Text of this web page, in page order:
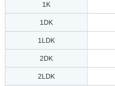
1K
1DK
1LDK
2DK
2LDK